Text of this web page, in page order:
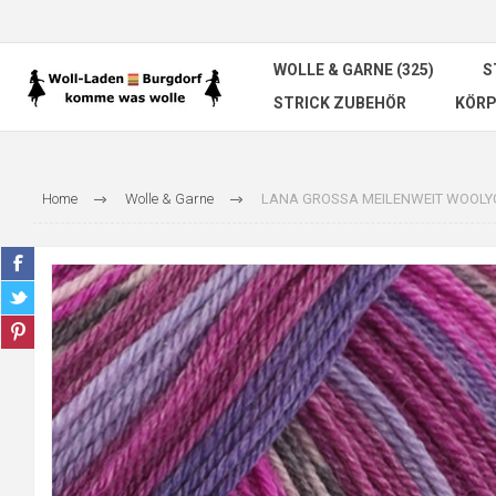
WOLLE & GARNE (325)
STRICK ZUBEHÖR
Home Wolle & Garne LANA GROSSA MEILENWEIT